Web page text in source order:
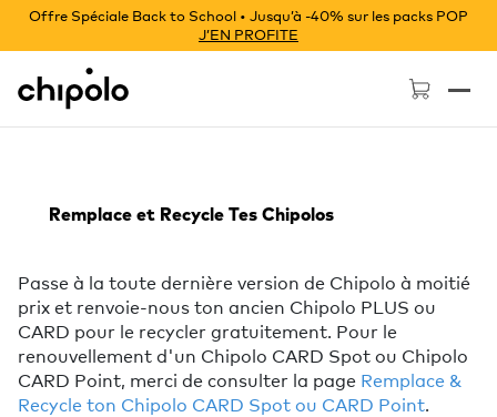
Offre Spéciale Back to School • Jusqu’à -40% sur les packs POP
J’EN PROFITE
Chipolo - Home page
Remplace et Recycle Tes Chipolos
Passe à la toute dernière version de Chipolo à moitié
prix et renvoie-nous ton ancien Chipolo PLUS ou
CARD pour le recycler gratuitement. Pour le
renouvellement d'un Chipolo CARD Spot ou Chipolo
CARD Point, merci de consulter la page Remplace &
Recycle ton Chipolo CARD Spot ou CARD Point.